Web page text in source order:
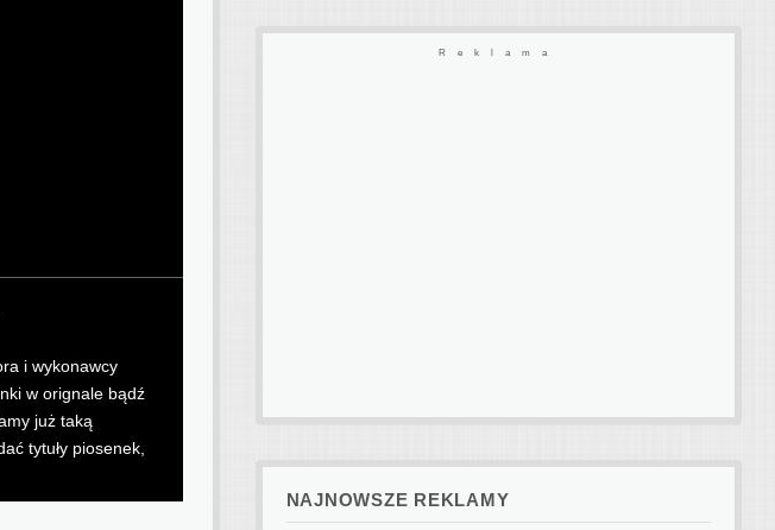
i wykonawcy
w orignale bądź
już taką
tytuły piosenek,
Reklama
NAJNOWSZE REKLAMY